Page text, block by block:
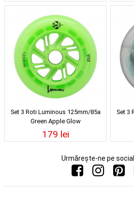
Set 3 Roti Luminous 125mm/85a
Green Apple Glow
179 lei
Set 3
Urmărește-ne pe